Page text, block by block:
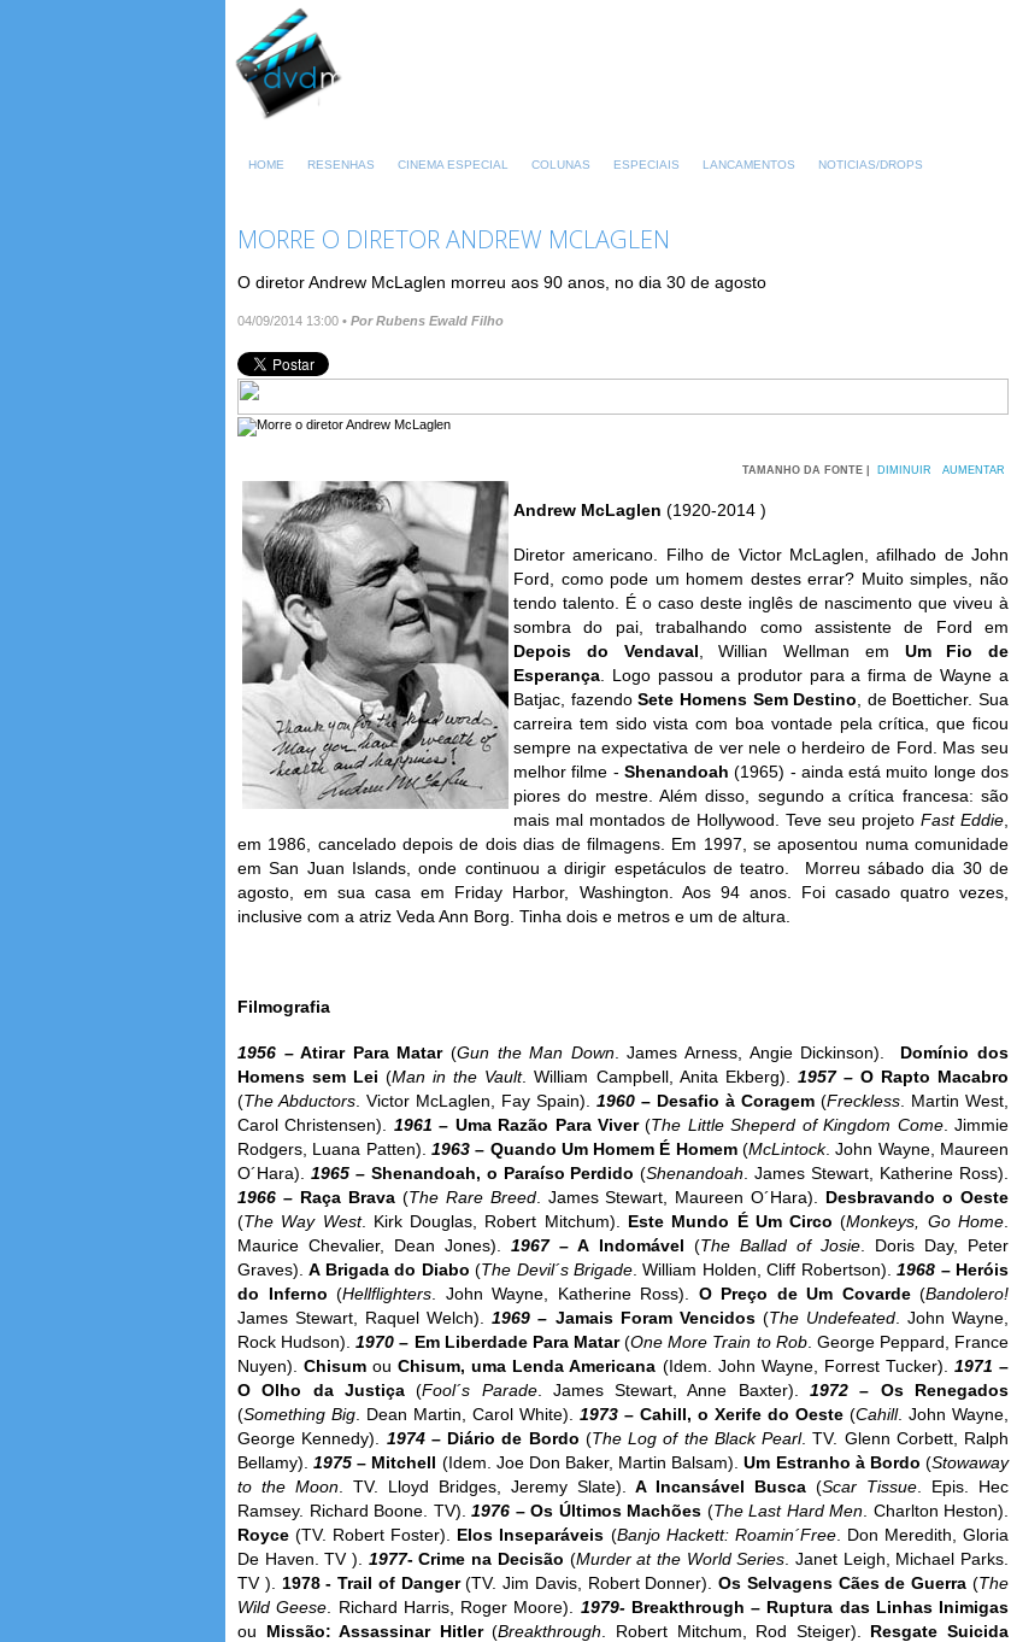
HOME RESENHAS CINEMA ESPECIAL COLUNAS ESPECIAIS LANCAMENTOS NOTICIAS/DROPS
MORRE O DIRETOR ANDREW MCLAGLEN
O diretor Andrew McLaglen morreu aos 90 anos, no dia 30 de agosto
04/09/2014 13:00 • Por Rubens Ewald Filho
TAMANHO DA FONTE | DIMINUIR AUMENTAR
Andrew McLaglen (1920-2014 )
Diretor americano. Filho de Victor McLaglen, afilhado de John
Ford, como pode um homem destes errar? Muito simples, não
tendo talento. É o caso deste inglês de nascimento que viveu à
sombra do pai, trabalhando como assistente de Ford em
Depois do Vendaval, Willian Wellman em Um Fio de
Esperança. Logo passou a produtor para a firma de Wayne a
Batjac, fazendoSete Homens Sem Destino, de Boetticher. Sua
carreira tem sido vista com boa vontade pela crítica, que ficou
sempre na expectativa de ver nele o herdeiro de Ford. Mas seu
melhor filme - Shenandoah (1965) - ainda está muito longe dos
piores do mestre. Além disso, segundo a crítica francesa: são
mais mal montados de Hollywood. Teve seu projeto Fast Eddie,
em 1986, cancelado depois de dois dias de filmagens. Em 1997, se aposentou numa comunidade
em San Juan Islands, onde continuou a dirigir espetáculos de teatro. Morreu sábado dia 30 de
agosto, em sua casa em Friday Harbor, Washington. Aos 94 anos. Foi casado quatro vezes,
inclusive com a atriz Veda Ann Borg. Tinha dois e metros e um de altura.
Filmografia
1956 –Atirar Para Matar(Gun the Man Down. James Arness, Angie Dickinson). Domínio dos
Homens sem Lei (Man in the Vault. William Campbell, Anita Ekberg). 1957 –O Rapto Macabro
(The Abductors . Victor McLaglen, Fay Spain). 1960 – Desafio à Coragem (Freckless . Martin West,
Carol Christensen). 1961– Uma Razão Para Viver(The Little Sheperd of Kingdom Come. Jimmie
Rodgers, Luana Patten). 1963– Quando Um Homem É Homem(McLintock. John Wayne, Maureen
O´Hara). 1965 –Shenandoah, o Paraíso Perdido (Shenandoah . James Stewart, Katherine Ross).
1966 –Raça Brava(The Rare Breed. James Stewart, Maureen O´Hara). Desbravando o Oeste
(The Way West. Kirk Douglas, Robert Mitchum). Este Mundo É Um Circo (Monkeys, Go Home
Maurice Chevalier, Dean Jones).1967– A Indomável (The Ballad of Josie. Doris Day, Peter
Graves).A Brigada do Diabo (The Devil´s Brigade . William Holden, Cliff Robertson).1968 – Heróis
do Inferno (Hellflighters . John Wayne, Katherine Ross). O Preço de Um Covarde(Bandolero!
James Stewart, Raquel Welch).1969 – Jamais Foram Vencidos(The Undefeated. John Wayne,
Rock Hudson).1970– Em Liberdade Para Matar(One More Train to Rob. George Peppard, France
Nuyen).Chisum ouChisum, uma Lenda Americana (Idem. John Wayne, Forrest Tucker). 1971–
O Olho da Justiça(Fool´s Parade. James Stewart, Anne Baxter).1972 – Os Renegados
(Something Big . Dean Martin, Carol White). 1973 – Cahill, o Xerife do Oeste (Cahill. John Wayne,
George Kennedy). 1974 – Diário de Bordo (The Log of the Black Pearl. TV. Glenn Corbett, Ralph
Bellamy).1975 – Mitchell (Idem. Joe Don Baker, Martin Balsam).Um Estranho à Bordo (Stowaway
to the Moon. TV. Lloyd Bridges, Jeremy Slate).A Incansável Busca (Scar Tissue . Epis. Hec
Ramsey. Richard Boone. TV). 1976 – Os Últimos Machões (The Last Hard Men . Charlton Heston).
Royce (TV. Robert Foster). Elos Inseparáveis (Banjo Hackett: Roamin´Free. Don Meredith, Gloria
De Haven. TV ). 1977- Crime na Decisão (Murder at the World Series . Janet Leigh, Michael Parks.
TV ). 1978 - Trail of Danger(TV. Jim Davis, Robert Donner).Os Selvagens Cães de Guerra (The
Wild Geese . Richard Harris, Roger Moore). 1979-Breakthrough – Ruptura das Linhas Inimigas
ou Missão: Assassinar Hitler(Breakthrough . Robert Mitchum, Rod Steiger). Resgate Suicida